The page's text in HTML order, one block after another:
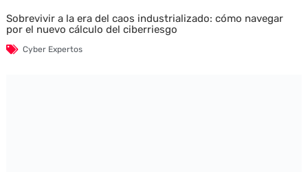
Sobrevivir a la era del caos industrializado: cómo navegar
por el nuevo cálculo del ciberriesgo
Cyber Expertos